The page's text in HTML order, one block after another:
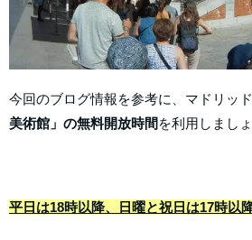
今回のブログ情報を参考に、マドリッ
美術館」の無料開放時間 を利用しましょ
平日は18時以降、日曜と祝日は17時以